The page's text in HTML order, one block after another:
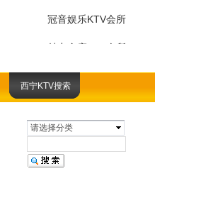
西宁KTV搜索
请选择分类
冠音娱乐KTV会所
魅力金座KTV会所
暮光之城KTV会所
卡蒂亚KTV会所
东方魅力KTV会所
音范纯K会所KTV